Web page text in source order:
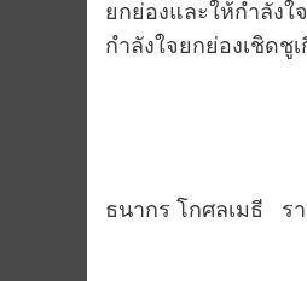
ยกย่องและให้กำลังใ
กำลังใจยกย่องเชิด
ธนากร โกศลเมธี ร